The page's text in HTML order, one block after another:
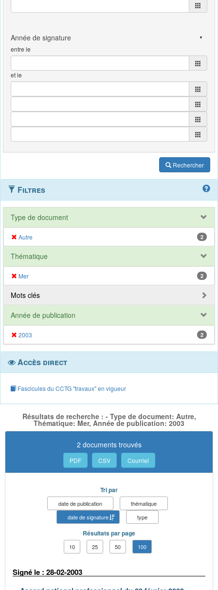
entre le
et le
Rechercher
Filtres
Type de document
Autre 2
Thématique
Mer 2
Mots clés
Année de publication
2003 2
Accès direct
Fascicules du CCTG "travaux" en vigueur
Résultats de recherche : - Type de document: Autre,
Thématique: Mer, Année de publication: 2003
2 documents trouvés
PDF CSV Courriel
Tri par
date de publication
thématique
date de signature
type
Résultats par page
10 25 50 100
Signé le : 28-02-2003